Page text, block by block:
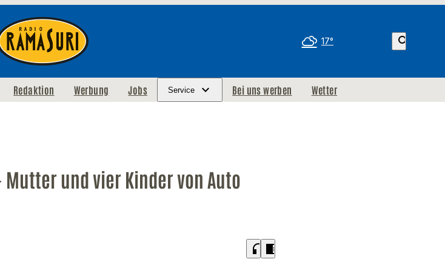
17° search
Redaktion Werbung Jobs Service Bei uns werben Wetter
und vier Kinder von Auto
headphones chrome_reader_mode